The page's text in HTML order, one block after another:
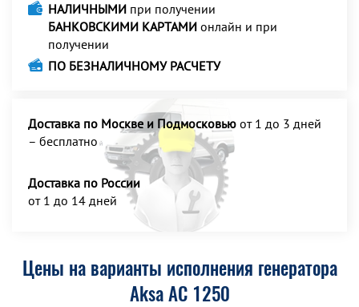
НАЛИЧНЫМИ при получении
БАНКОВСКИМИ КАРТАМИ онлайн и при
получении
ПО БЕЗНАЛИЧНОМУ РАСЧЕТУ
Доставка по Москве и Подмосковью от 1 до 3 дней
– бесплатно
Доставка по России
от 1 до 14 дней
Цены на варианты исполнения генератора
Aksa AC 1250